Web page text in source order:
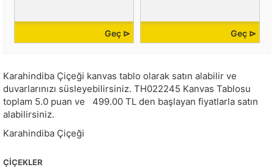
Geç ⊳ Geç ⊳
Karahindiba Çiçeği kanvas tablo olarak satın alabilir ve
duvarlarınızı süsleyebilirsiniz. TH022245 Kanvas Tablosu
toplam 5.0 puan ve 499.00 TL den başlayan fiyatlarla satın
alabilirsiniz.
Karahindiba Çiçeği
ÇIÇEKLER